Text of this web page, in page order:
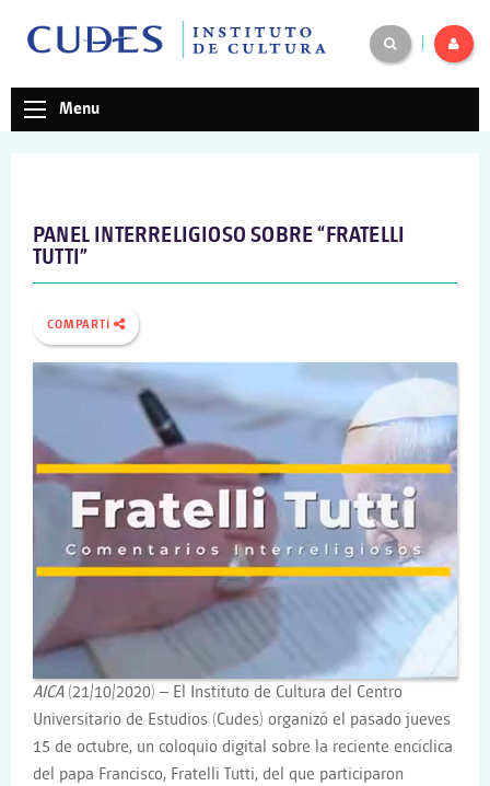
Menu
PANEL INTERRELIGIOSO SOBRE “FRATELLI
TUTTI”
COMPARTÍ
AICA(21/10/2020) – El Instituto de Cultura del Centro
Universitario de Estudios (Cudes) organizó el pasado jueves
15 de octubre, un coloquio digital sobre la reciente encíclica
del papa Francisco, Fratelli Tutti, del que participaron